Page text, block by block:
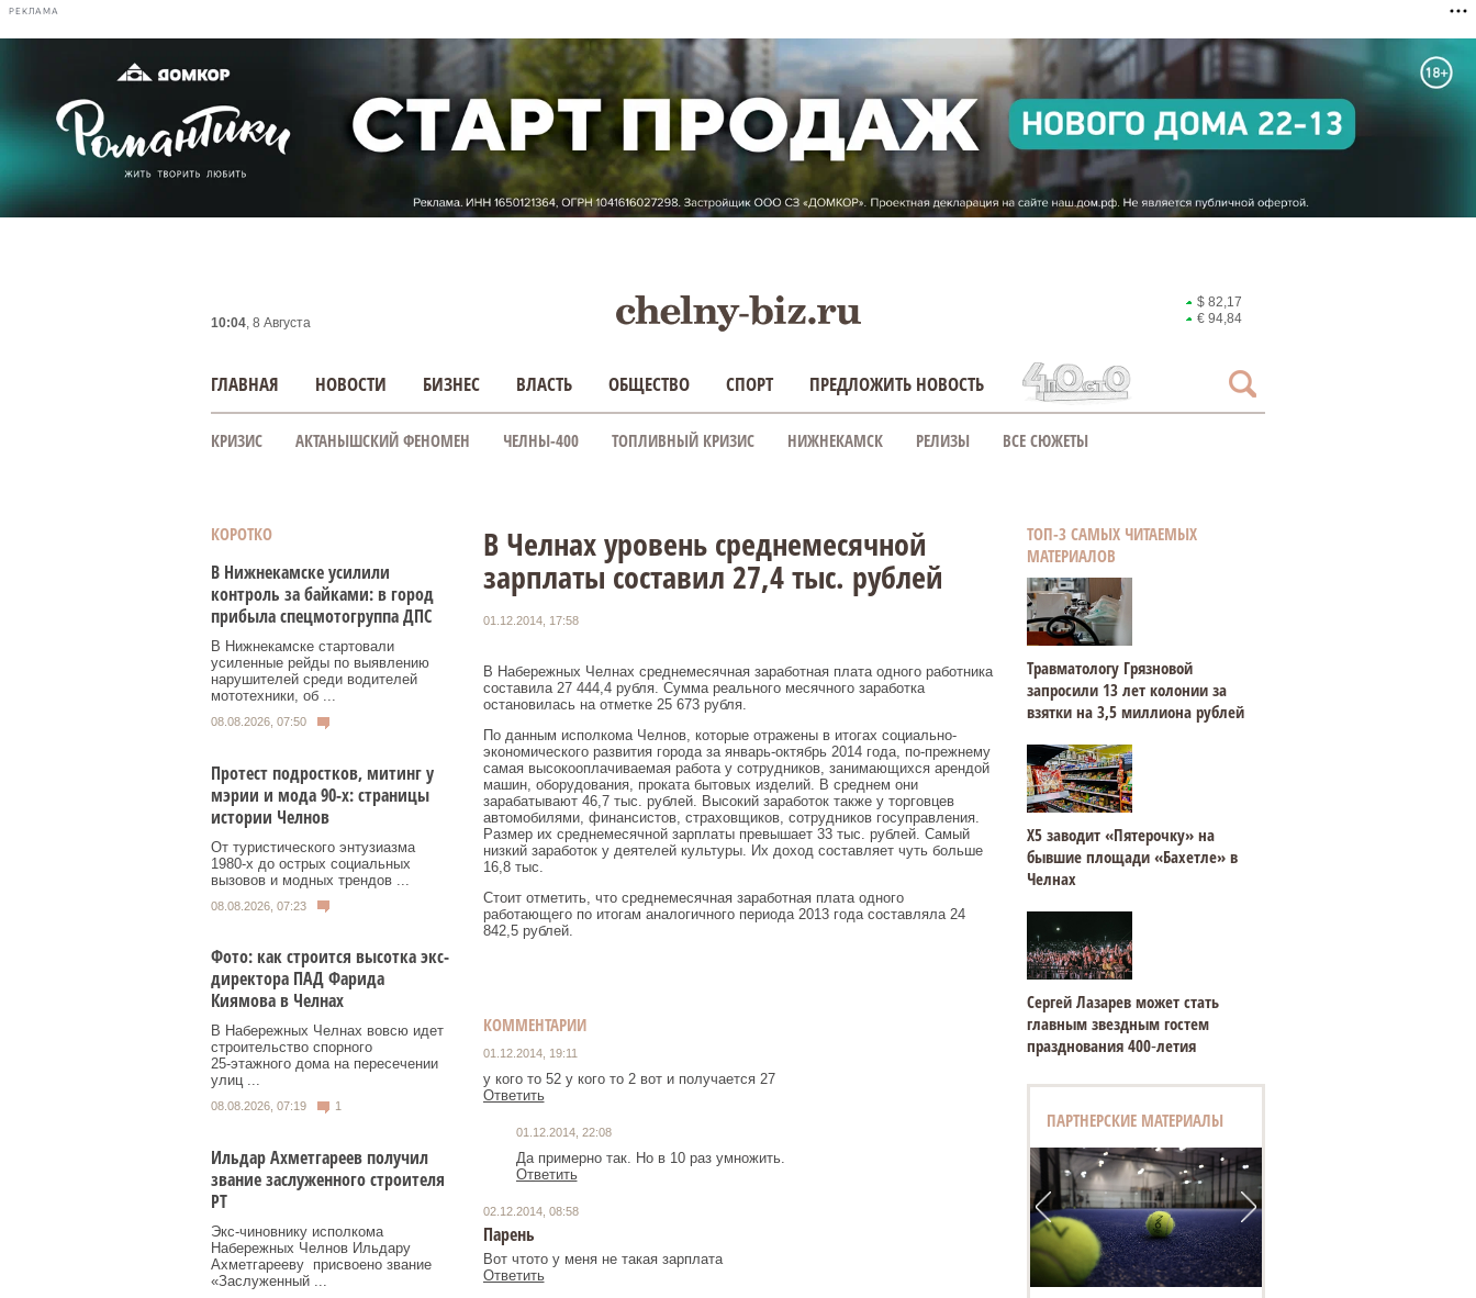
РЕКЛАМА
10:04, 8 Августа
$ 82,17
€ 94,84
ГЛАВНАЯ НОВОСТИ БИЗНЕС ВЛАСТЬ ОБЩЕСТВО СПОРТ ПРЕДЛОЖИТЬ НОВОСТЬ
КРИЗИС АКТАНЫШСКИЙ ФЕНОМЕН ЧЕЛНЫ-400 ТОПЛИВНЫЙ КРИЗИС НИЖНЕКАМСК РЕЛИЗЫ ВСЕ СЮЖЕТЫ
КОРОТКО
В Нижнекамске усилили
контроль за байками: в город
прибыла спецмотогруппа ДПС
В Нижнекамске стартовали
усиленные рейды по выявлению
нарушителей среди водителей
мототехники, об ...
08.08.2026, 07:50
Протест подростков, митинг у
мэрии и мода 90-х: страницы
истории Челнов
От туристического энтузиазма
1980‑х до острых социальных
вызовов и модных трендов ...
08.08.2026, 07:23
Фото: как строится высотка экс-
директора ПАД Фарида
Киямова в Челнах
В Набережных Челнах вовсю идет
строительство спорного
25‑этажного дома на пересечении
улиц ...
08.08.2026, 07:19 1
Ильдар Ахметгареев получил
звание заслуженного строителя
РТ
Экс‑чиновнику исполкома
Набережных Челнов Ильдару
Ахметгарееву присвоено звание
«Заслуженный ...
В Челнах уровень среднемесячной
зарплаты составил 27,4 тыс. рублей
01.12.2014, 17:58
В Набережных Челнах среднемесячная заработная плата одного работника
составила 27 444,4 рубля. Сумма реального месячного заработка
остановилась на отметке 25 673 рубля.
По данным исполкома Челнов, которые отражены в итогах социально-
экономического развития города за январь-октябрь 2014 года, по-прежнему
самая высокооплачиваемая работа у сотрудников, занимающихся арендой
машин, оборудования, проката бытовых изделий. В среднем они
зарабатывают 46,7 тыс. рублей. Высокий заработок также у торговцев
автомобилями, финансистов, страховщиков, сотрудников госуправления.
Размер их среднемесячной зарплаты превышает 33 тыс. рублей. Самый
низкий заработок у деятелей культуры. Их доход составляет чуть больше
16,8 тыс.
Стоит отметить, что среднемесячная заработная плата одного
работающего по итогам аналогичного периода 2013 года составляла 24
842,5 рублей.
КОММЕНТАРИИ
01.12.2014, 19:11
у кого то 52 у кого то 2 вот и получается 27
Ответить
01.12.2014, 22:08
Да примерно так. Но в 10 раз умножить.
Ответить
02.12.2014, 08:58
Парень
Вот чтото у меня не такая зарплата
Ответить
ТОП-3 САМЫХ ЧИТАЕМЫХ
МАТЕРИАЛОВ
Травматологу Грязновой
запросили 13 лет колонии за
взятки на 3,5 миллиона рублей
Х5 заводит «Пятерочку» на
бывшие площади «Бахетле» в
Челнах
Сергей Лазарев может стать
главным звездным гостем
празднования 400‑летия
ПАРТНЕРСКИЕ МАТЕРИАЛЫ